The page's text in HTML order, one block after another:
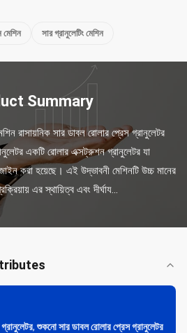
মেশিন সার গ্রানুলেটিং মেশিন
Summary
রাসায়নিক সার ডাবল রোলার প্রেস গ্রানুলেটর
একটি রোলার এক্সট্রুশন গ্রানুলেটর যা
করা হয়েছে। এই উদ্ভাবনী মেশিনটি উচ্চ মানের
এর স্থায়িত্ব এবং দীর্ঘায...
,শুকনো সার ডাবল রোলার প্রেস গ্রানুলেটর